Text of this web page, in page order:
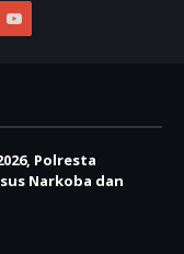
Polresta
Narkoba dan